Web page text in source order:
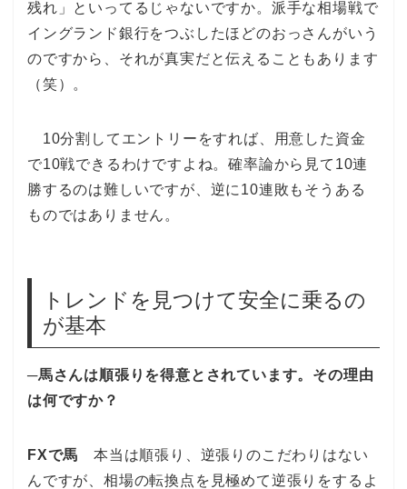
残れ」といってるじゃないですか。派手な相場戦で
イングランド銀行をつぶしたほどのおっさんがいう
のですから、それが真実だと伝えることもあります
（笑）。
10分割してエントリーをすれば、用意した資金
で10戦できるわけですよね。確率論から見て10連
勝するのは難しいですが、逆に10連敗もそうある
ものではありません。
トレンドを見つけて安全に乗るの
が基本
─馬さんは順張りを得意とされています。その理由
は何ですか？
FXで馬 本当は順張り、逆張りのこだわりはない
んですが、相場の転換点を見極めて逆張りをするよ